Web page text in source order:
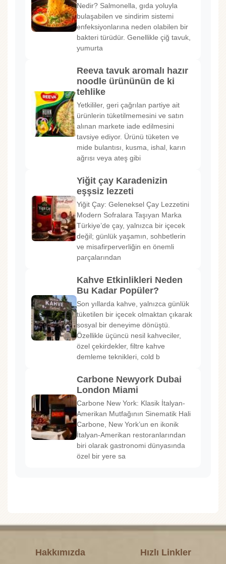
Nedir? Salmonella, gıda yoluyla
bulaşabilen ve sindirim sistemi
enfeksiyonlarına neden olabilen bir
bakteri türüdür. Genellikle çiğ tavuk,
yumurta
Reeva tavuk aromalı hazır
noodle ürününün de ki
tehlike
Yetkililer, geri çağrılan partiye ait
ürünlerin tüketilmemesini ve satın
alınan markete iade edilmesini
tavsiye ediyor. Ürünü tüketen ve
mide bulantısı, kusma, ishal, karın
ağrısı veya ateş gibi
Yiğit çay Karadenizin
eşşsiz lezzeti
Yiğit Çay: Geleneksel Çay Lezzetini
Modern Sofralara Taşıyan Marka
Türkiye’de çay, yalnızca bir içecek
değil; günlük yaşamın, sohbetlerin
ve misafirperverliğin en önemli
parçalarından
Kahve Etkinlikleri Neden
Bu Kadar Popüler?
Son yıllarda kahve, yalnızca günlük
tüketilen bir içecek olmaktan çıkarak
sosyal bir deneyime dönüştü.
Özellikle üçüncü nesil kahveciler,
özel çekirdekler, filtre kahve
demleme teknikleri, cold b
Carbone Newyork Dubai
London Miami
Carbone New York: Klasik İtalyan-
Amerikan Mutfağının Sinematik Hali
Carbone, New York’un en ikonik
İtalyan-Amerikan restoranlarından
biri olarak gastronomi dünyasında
özel bir yere sa
Hakkımızda Hızlı Linkler